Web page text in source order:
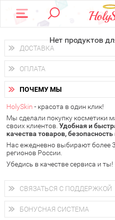
Нет продуктов
ДОСТАВКА
Доставка осуществляетсяпо
Вы можете выбрать доставку
получить заказ в пунктах
самовывоза.
В 20 городах России доставка
следующий день.
у Вас всегда есть
доставку от HolySkin.
подробнее об условиях
ОПЛАТА
Вы можете оплатить свой
наличными деньгами (
через интернет-банк (Альфа-
электронными способами.
ПОЧЕМУ МЫ
HolySkin - красота в один клик!
Мы сделали покупку косметики
своих клиентов. Удобная и
качества товаров,
Нас ежедневно выбирают более
регионов России.
Убедись в качестве сервиса и ты!
СВЯЗАТЬСЯ С ПОДДЕРЖКОЙ
+7 (800) 707-24-55
Мы будем рады ответить на все
магазина, проконсультировать
БОНУСНАЯ СИСТЕМА